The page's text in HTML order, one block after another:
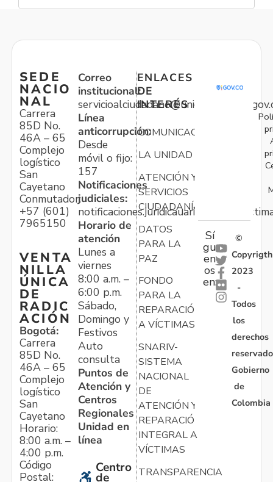
SEDE
NACIO
NAL
Carrera
85D No.
46A – 65
Complejo
logístico
San
Cayetano
Conmutador:
+57 (601)
7965150
VENTA
NILLA
ÚNICA
DE
RADIC
ACIÓN
Bogotá:
Carrera
85D No.
46A – 65
Complejo
logístico
San
Cayetano
Horario:
8:00 a.m. –
4:00 p.m.
Código
Postal:
Correo
institucional:
Línea
anticorrupción:
Desde
móvil o fijo:
157
Notificaciones
judiciales:
Horario de
atención
Lunes a
viernes
8:00 a.m. –
6:00 p.m.
Sábado,
Domingo y
Festivos
Auto
consulta
Puntos de
Atención y
Centros
Regionales
Unidad en
línea
Centro
de
ENLACES
DE
INTERÉS
COMUNICACIONES
LA UNIDAD
ATENCIÓN Y
SERVICIOS
CIUDADANÍA
DATOS
PARA LA
PAZ
FONDO
PARA LA
REPARACIÓN
A VÍCTIMAS
SNARIV-
SISTEMA
NACIONAL
DE
ATENCIÓN Y
REPARACIÓN
INTEGRAL A
VÍCTIMAS
TRANSPARENCIA
Sí
gu
en
os
en:
©
Copyrigth
2023
-
Todos
los
derechos
Gobierno
de
Colombia